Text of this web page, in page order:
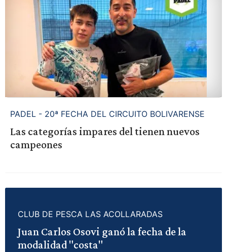
PADEL - 20ª FECHA DEL CIRCUITO BOLIVARENSE
Las categorías impares del tienen nuevos
campeones
CLUB DE PESCA LAS ACOLLARADAS
Juan Carlos Osovi ganó la fecha de la
modalidad "costa"